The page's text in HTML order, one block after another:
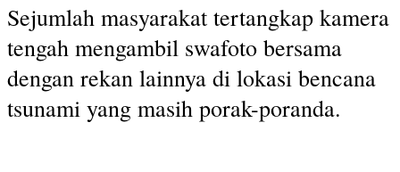
Sejumlah masyarakat tertangkap kamera
tengah mengambil swafoto bersama
dengan rekan lainnya di lokasi bencana
tsunami yang masih porak-poranda.